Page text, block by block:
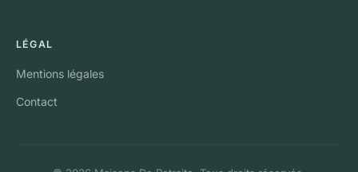
LÉGAL
Mentions légales
Contact